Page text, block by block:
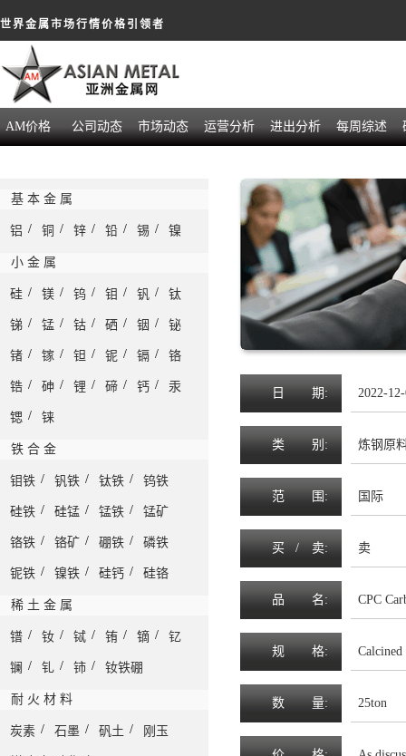
世界金属市场行情价格引领者
AM价格 公司动态 市场动态 运营分析 进出分析 每周综述
基 本 金 属
铝 / 铜 / 锌 / 铅 / 锡 / 镍
小 金 属
硅 / 镁 / 钨 / 钼 / 钒 / 钛
锑 / 锰 / 钴 / 硒 / 铟 / 铋
锗 / 镓 / 钽 / 铌 / 镉 / 铬
锆 / 砷 / 锂 / 碲 / 钙 / 汞
锶 / 铼
铁 合 金
钼铁 / 钒铁 / 钛铁 / 钨铁
硅铁 / 硅锰 / 锰铁 / 锰矿
铬铁 / 铬矿 / 硼铁 / 磷铁
铌铁 / 镍铁 / 硅钙 / 硅铬
稀 土 金 属
镨 / 钕 / 铽 / 铕 / 镝 / 钇
镧 / 钆 / 铈 / 钕铁硼
耐 火 材 料
炭素 / 石墨 / 矾土 / 刚玉
日 期: 2022-
类 别: 炼钢原
范 围 : 国际
买 / 卖: 卖
品 名 : CPC
规 格:
数 量: 25ton